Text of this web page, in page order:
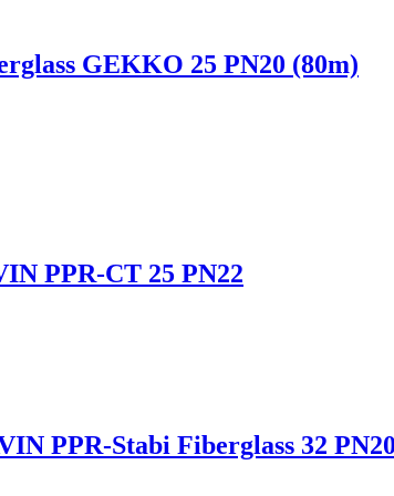
GEKKO 25 PN20 (80m)
PPR-CT 25 PN22
PPR-Stabi Fiberglass 32